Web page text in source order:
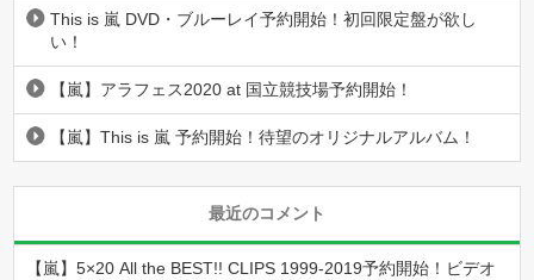
This is 嵐 DVD・ブルーレイ予約開始！初回限定盤が欲し
い！
【嵐】アラフェス2020 at 国立競技場予約開始！
【嵐】This is 嵐 予約開始！待望のオリジナルアルバム！
最近のコメント
【嵐】5×20 All the BEST!! CLIPS 1999-2019予約開始！ビデオ